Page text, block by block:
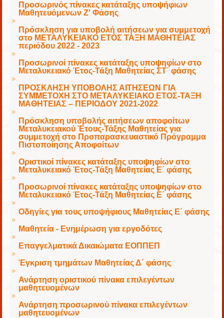
Προσωρινός πίνακες κατάταξης υποψήφιων
Μαθητευόμενων Ζ' Φάσης
Πρόσκληση για υποβολή αιτήσεων για συμμετοχή
στο ΜΕΤΑΛΥΚΕΙΑΚΟ ΕΤΟΣ ΤΑΞΗ ΜΑΘΗΤΕΙΑΣ
περιόδου 2022 - 2023
Προσωρινοί πίνακες κατάταξης υποψηφίων στο
Μεταλυκειακό Έτος-Τάξη Μαθητείας ΣΤ΄ φάσης
ΠΡΟΣΚΛΗΣΗ ΥΠΟΒΟΛΗΣ ΑΙΤΗΣΕΩΝ ΓΙΑ
ΣΥΜΜΕΤΟΧΗ ΣΤΟ ΜΕΤΑΛΥΚΕΙΑΚΟ ΕΤΟΣ-ΤΑΞΗ
ΜΑΘΗΤΕΙΑΣ – ΠΕΡΙΟΔΟΥ 2021-2022
Πρόσκληση υποβολής αιτήσεων αποφοίτων
Μεταλυκειακού Έτους-Τάξης Μαθητείας για
συμμετοχή στο Προπαρασκευαστικό Πρόγραμμα
Πιστοποίησης Αποφοίτων
Οριστικοί πίνακες κατάταξης υποψηφίων στο
Μεταλυκειακό Έτος-Τάξη Μαθητείας Ε΄ φάσης
Προσωρινοί πίνακες κατάταξης υποψηφίων στο
Μεταλυκειακό Έτος-Τάξη Μαθητείας Ε΄ φάσης
Οδηγίες για τους υποψήφιους Μαθητείας Ε΄ φάσης
Μαθητεία - Ενημέρωση για εργοδότες
Επαγγελματικά Δικαιώματα ΕΟΠΠΕΠ
Έγκριση τμημάτων Μαθητείας Δ΄ φάσης
Ανάρτηση οριστικού πίνακα επιλεγέντων
μαθητευομένων
Ανάρτηση προσωρινού πίνακα επιλεγέντων
μαθητευομένων